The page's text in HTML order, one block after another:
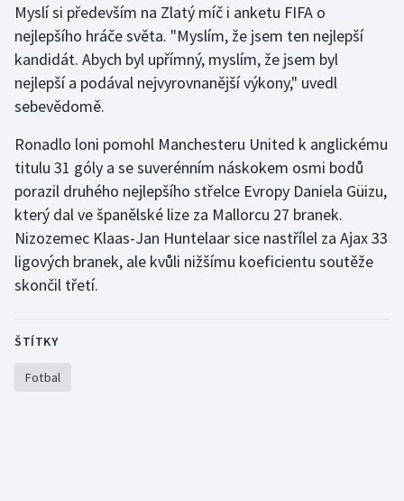
Jezdectví
Judo
Lezení
Lyže a snowboard
Moderní pětiboj
Motorsport
Olympijské hry
Parasport
Myslí si především na Zlatý míč i anketu FIFA o
nejlepšího hráče světa. "Myslím, že jsem ten nejlepší
kandidát. Abych byl upřímný, myslím, že jsem byl
nejlepší a podával nejvyrovnanější výkony," uvedl
sebevědomě.
Ronadlo loni pomohl Manchesteru United k anglickému
titulu 31 góly a se suverénním náskokem osmi bodů
porazil druhého nejlepšího střelce Evropy Daniela Güizu,
který dal ve španělské lize za Mallorcu 27 branek.
Nizozemec Klaas-Jan Huntelaar sice nastřílel za Ajax 33
ligových branek, ale kvůli nižšímu koeficientu soutěže
skončil třetí.
ŠTÍTKY
Fotbal